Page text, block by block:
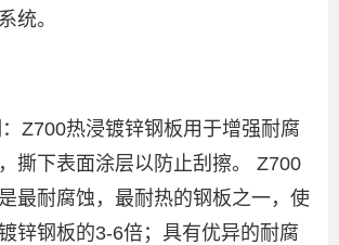
统。
热浸镀锌钢板用于增强耐腐
撕下表面涂层以防止刮擦。 Z700
最耐腐蚀，最耐热的钢板之一，使
锌钢板的3-6倍；具有优异的耐腐